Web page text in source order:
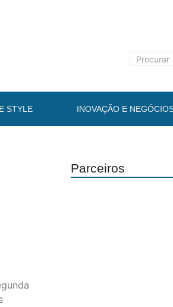
STYLE INOVAÇÃO E
Parceiros